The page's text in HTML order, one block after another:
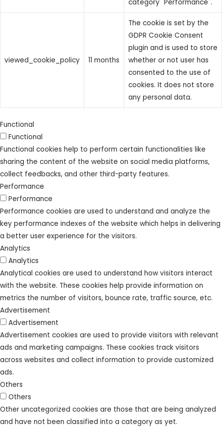
category "Performance".
viewed_cookie_policy 11 months
The cookie is set by the
GDPR Cookie Consent
plugin and is used to store
whether or not user has
consented to the use of
cookies. It does not store
any personal data.
Functional
Functional
Functional cookies help to perform certain functionalities like
sharing the content of the website on social media platforms,
collect feedbacks, and other third-party features.
Performance
Performance
Performance cookies are used to understand and analyze the
key performance indexes of the website which helps in delivering
a better user experience for the visitors.
Analytics
Analytics
Analytical cookies are used to understand how visitors interact
with the website. These cookies help provide information on
metrics the number of visitors, bounce rate, traffic source, etc.
Advertisement
Advertisement
Advertisement cookies are used to provide visitors with relevant
ads and marketing campaigns. These cookies track visitors
across websites and collect information to provide customized
ads.
Others
Others
Other uncategorized cookies are those that are being analyzed
and have not been classified into a category as yet.